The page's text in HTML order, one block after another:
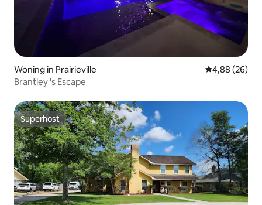
Woning in Prairieville Gemiddelde
4,88 (26)
Brantley 's Escape
Superhost
Superhost